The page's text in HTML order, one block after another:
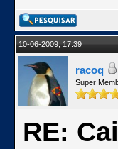
10-06-2009, 17:39
racoq
Super
RE: